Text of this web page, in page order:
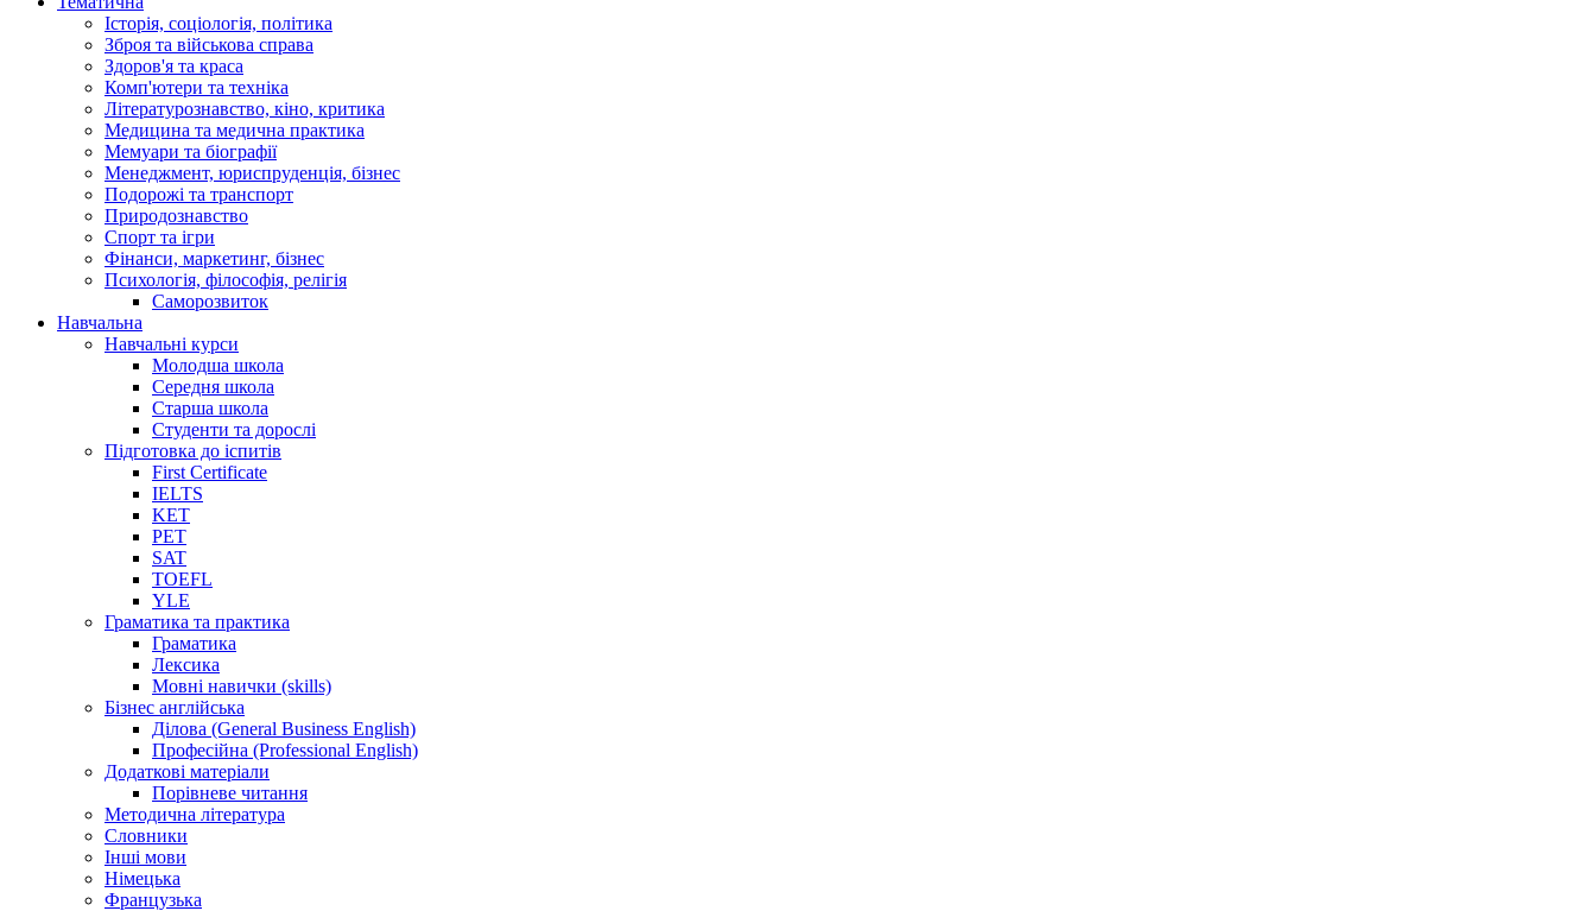
Історія, соціологія, політика
Зброя та військова справа
Здоров'я та краса
Комп'ютери та техніка
Літературознавство, кіно, критика
Медицина та медична практика
Мемуари та біографії
Менеджмент, юриспруденція, бізнес
Подорожі та транспорт
Природознавство
Спорт та ігри
Фінанси, маркетинг, бізнес
Психологія, філософія, релігія
Саморозвиток
Навчальна
Навчальні курси
Молодша школа
Середня школа
Старша школа
Студенти та дорослі
Підготовка до іспитів
First Certificate
IELTS
KET
PET
SAT
TOEFL
YLE
Граматика та практика
Граматика
Лексика
Мовні навички (skills)
Бізнес англійська
Ділова (General Business English)
Професійна (Professional English)
Додаткові матеріали
Порівневе читання
Методична література
Словники
Інші мови
Німецька
Французька